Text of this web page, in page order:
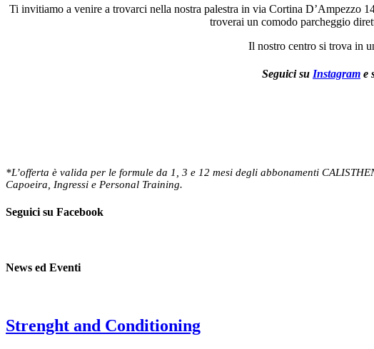
Ti invitiamo a venire a trovarci nella nostra palestra in via Cortina D’Ampezzo
troverai un comodo parcheggio
Il nostro centro si trova in
Seguici su Instagram e
*L’offerta è valida per le formule da 1, 3 e 12 mesi degli abbonamenti
Capoeira, Ingressi e Personal Training.
Seguici su Facebook
News ed Eventi
Strenght and Conditioning